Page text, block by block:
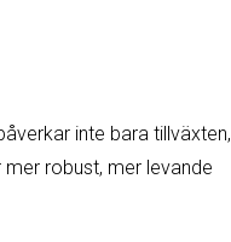
inte bara tillväxten,
robust, mer levande